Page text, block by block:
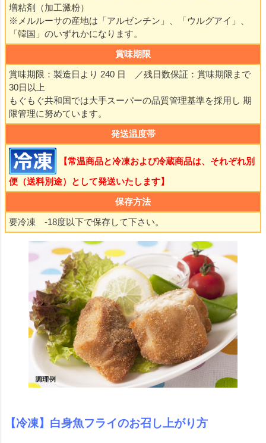
増粘剤（加工澱粉）
※メルルーサの産地は「アルゼンチン」、「ウルグアイ」、
「韓国」のいずれかになります。
賞味期限
賞味期限：製造日より 240 日 ／残日数保証：賞味期限まで
30日以上
もぐもぐ共和国では大手スーパーの品質管理基準を採用し 期
限管理に努めています。
発送温度帯
【常温商品と冷凍および冷蔵商品は、それぞれ別
便（送料別途）として発送いたします】
保存方法
要冷凍 -18度以下で保存して下さい。
【冷凍】白身魚フライのお召し上がり方